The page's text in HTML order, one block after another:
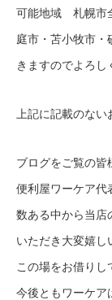
可能地域 札幌市
庭市・苫小牧市・
きますのでよろし
上記に記載のない
ブログをご覧の皆
便利屋ワーケア代
数ある中から当店
いただき大変嬉し
この場をお借りし
今後ともワーケア